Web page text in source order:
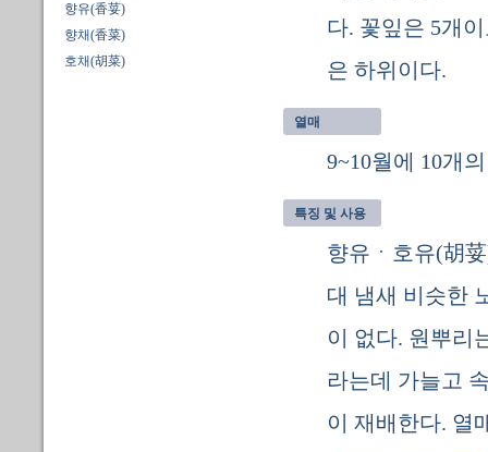
향유(香荽)
향채(香菜)
호채(胡菜)
다. 꽃잎은 5개
은 하위이다.
열매
9~10월에 10개
특징 및 사용
향유ㆍ호유(胡
대 냄새 비슷한
이 없다. 원뿌리
라는데 가늘고
이 재배한다. 열